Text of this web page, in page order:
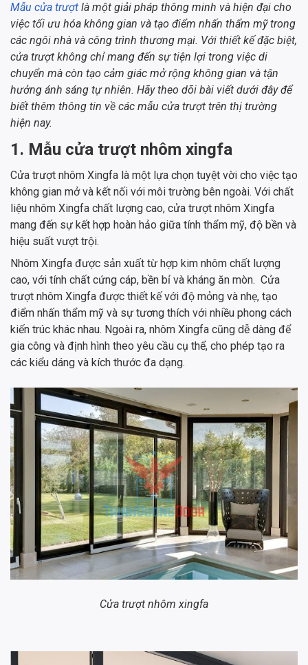
Mẫu cửa trượt là một giải pháp thông minh và hiện đại cho
việc tối ưu hóa không gian và tạo điểm nhấn thẩm mỹ trong
các ngôi nhà và công trình thương mại. Với thiết kế đặc biệt,
cửa trượt không chỉ mang đến sự tiện lợi trong việc di
chuyển mà còn tạo cảm giác mở rộng không gian và tận
hưởng ánh sáng tự nhiên. Hãy theo dõi bài viết dưới đây để
biết thêm thông tin về các mẫu cửa trượt trên thị trường
hiện nay.
1. Mẫu cửa trượt nhôm xingfa
Cửa trượt nhôm Xingfa là một lựa chọn tuyệt vời cho việc tạo
không gian mở và kết nối với môi trường bên ngoài. Với chất
liệu nhôm Xingfa chất lượng cao, cửa trượt nhôm Xingfa
mang đến sự kết hợp hoàn hảo giữa tính thẩm mỹ, độ bền và
hiệu suất vượt trội.
Nhôm Xingfa được sản xuất từ hợp kim nhôm chất lượng
cao, với tính chất cứng cáp, bền bỉ và kháng ăn mòn. Cửa
trượt nhôm Xingfa được thiết kế với độ mỏng và nhẹ, tạo
điểm nhấn thẩm mỹ và sự tương thích với nhiều phong cách
kiến trúc khác nhau. Ngoài ra, nhôm Xingfa cũng dễ dàng để
gia công và định hình theo yêu cầu cụ thể, cho phép tạo ra
các kiểu dáng và kích thước đa dạng.
Cửa trượt nhôm xingfa